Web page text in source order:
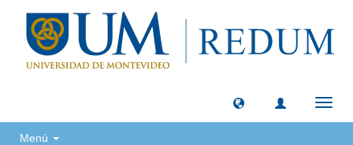
Menú